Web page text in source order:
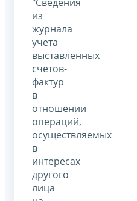
из
журнала
учета
выставленных
счетов-
фактур
в
отношении
операций,
осуществляемых
в
интересах
другого
лица